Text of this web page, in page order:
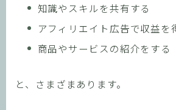
知識やスキルを共有する
アフィリエイト広告で収益を
商品やサービスの紹介をする
と、さまざまあります。